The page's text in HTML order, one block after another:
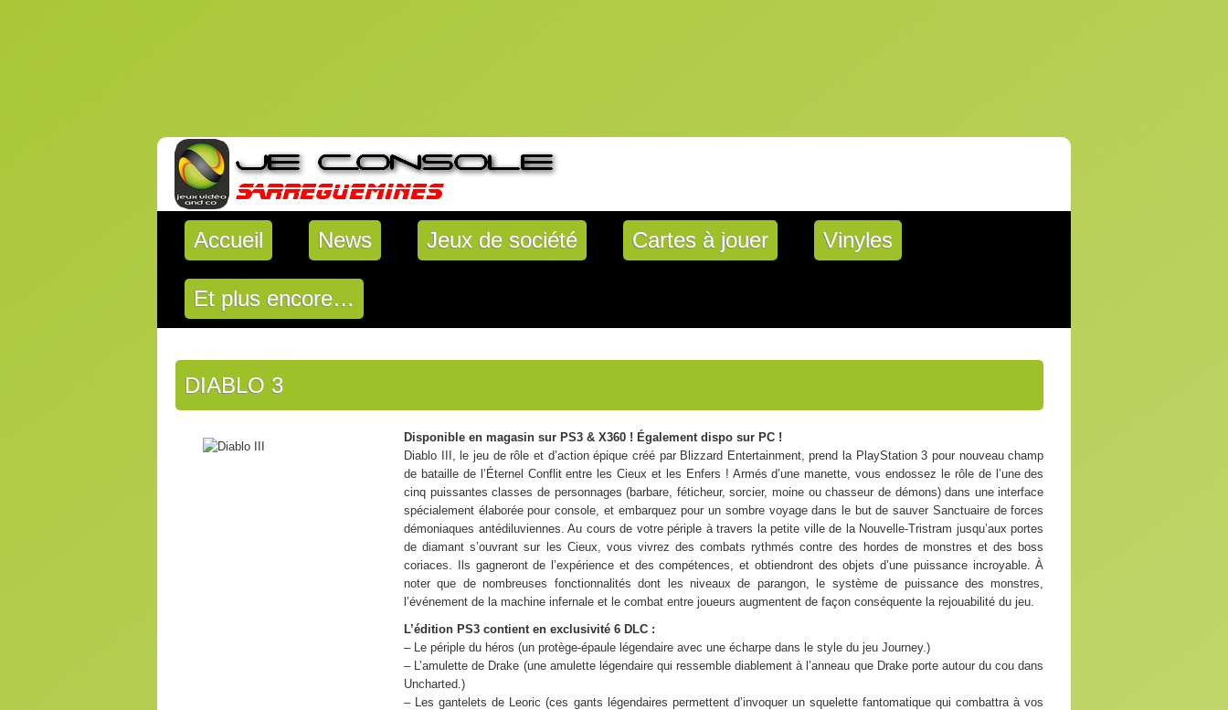
Accueil News Jeux de société Cartes à jouer Vinyles
Et plus encore…
DIABLO 3
Disponible en magasin sur PS3 & X360 ! Également dispo sur PC !
Diablo III, le jeu de rôle et d’action épique créé par Blizzard Entertainment, prend la PlayStation 3 pour nouveau champ
de bataille de l’Éternel Conflit entre les Cieux et les Enfers ! Armés d’une manette, vous endossez le rôle de l’une des
cinq puissantes classes de personnages (barbare, féticheur, sorcier, moine ou chasseur de démons) dans une interface
spécialement élaborée pour console, et embarquez pour un sombre voyage dans le but de sauver Sanctuaire de forces
démoniaques antédiluviennes. Au cours de votre périple à travers la petite ville de la Nouvelle-Tristram jusqu’aux portes
de diamant s’ouvrant sur les Cieux, vous vivrez des combats rythmés contre des hordes de monstres et des boss
coriaces. Ils gagneront de l’expérience et des compétences, et obtiendront des objets d’une puissance incroyable. À
noter que de nombreuses fonctionnalités dont les niveaux de parangon, le système de puissance des monstres,
l’événement de la machine infernale et le combat entre joueurs augmentent de façon conséquente la rejouabilité du jeu.
L’édition PS3 contient en exclusivité 6 DLC :
– Le périple du héros (un protège-épaule légendaire avec une écharpe dans le style du jeu Journey.)
– L’amulette de Drake (une amulette légendaire qui ressemble diablement à l’anneau que Drake porte autour du cou dans
Uncharted.)
– Les gantelets de Leoric (ces gants légendaires permettent d’invoquer un squelette fantomatique qui combattra à vos